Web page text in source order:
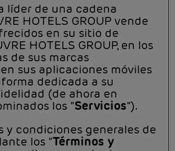
líder de una cadena
HOTELS GROUP vende
en su sitio de
HOTELS GROUP, en los
de sus marcas
sus aplicaciones móviles
dedicada a su
(de ahora en
los “Servicios”).
y condiciones generales de
los “Términos y